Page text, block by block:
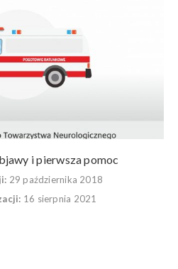
i pierwsza pomoc
29 października 2018
16 sierpnia 2021